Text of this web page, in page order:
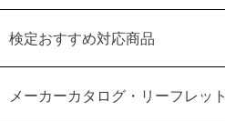
検定おすすめ対応商品
メーカーカタログ・リーフレット